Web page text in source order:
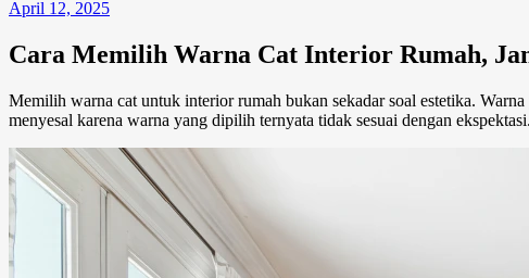
April 12, 2025
Cara Memilih Warna Cat Interior Rumah,
Memilih warna cat untuk interior rumah bukan sekadar soal estetika.
menyesal karena warna yang dipilih ternyata tidak sesuai dengan